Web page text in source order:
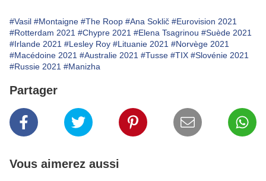
#Vasil #Montaigne #The Roop #Ana Soklič #Eurovision 2021
#Rotterdam 2021 #Chypre 2021 #Elena Tsagrinou #Suède 2021
#Irlande 2021 #Lesley Roy #Lituanie 2021 #Norvège 2021
#Macédoine 2021 #Australie 2021 #Tusse #TIX #Slovénie 2021
#Russie 2021 #Manizha
Partager
Vous aimerez aussi